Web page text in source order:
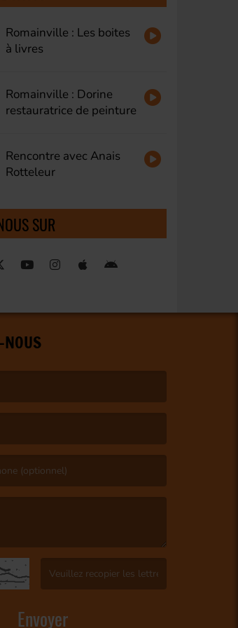
Romainville : Les boites
à livres
Romainville : Dorine
restauratrice de peinture
Rencontre avec Anais
Rotteleur
SUR
NOUS
Envoyer